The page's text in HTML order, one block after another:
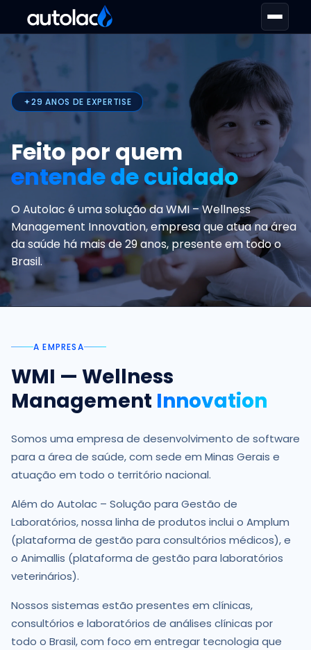
29 ANOS DE EXPERTISE
Feito por quem
entende de cuidado
O Autolac é uma solução da WMI – Wellness
Management Innovation, empresa que atua na área
da saúde há mais de 29 anos, presente em todo o
Brasil.
A EMPRESA
WMI — Wellness
Management Innovation
Somos uma empresa de desenvolvimento de software
para a área de saúde, com sede em Minas Gerais e
atuação em todo o território nacional.
Além do Autolac – Solução para Gestão de
Laboratórios, nossa linha de produtos inclui o Amplum
(plataforma de gestão para consultórios médicos), e
o Animallis (plataforma de gestão para laboratórios
veterinários).
Nossos sistemas estão presentes em clínicas,
consultórios e laboratórios de análises clínicas por
todo o Brasil, com foco em entregar tecnologia que